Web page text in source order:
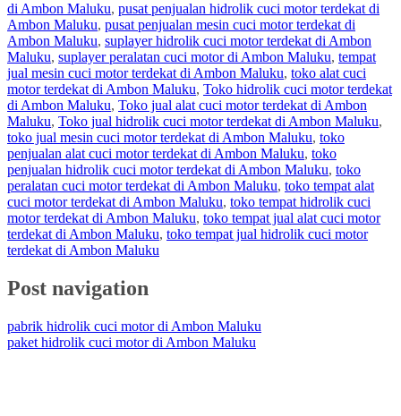
di Ambon Maluku, pusat penjualan hidrolik cuci motor terdekat di
Ambon Maluku, pusat penjualan mesin cuci motor terdekat di
Ambon Maluku, suplayer hidrolik cuci motor terdekat di Ambon
Maluku, suplayer peralatan cuci motor di Ambon Maluku, tempat
jual mesin cuci motor terdekat di Ambon Maluku, toko alat cuci
motor terdekat di Ambon Maluku, Toko hidrolik cuci motor terdekat
di Ambon Maluku, Toko jual alat cuci motor terdekat di Ambon
Maluku, Toko jual hidrolik cuci motor terdekat di Ambon Maluku,
toko jual mesin cuci motor terdekat di Ambon Maluku, toko
penjualan alat cuci motor terdekat di Ambon Maluku, toko
penjualan hidrolik cuci motor terdekat di Ambon Maluku, toko
peralatan cuci motor terdekat di Ambon Maluku, toko tempat alat
cuci motor terdekat di Ambon Maluku, toko tempat hidrolik cuci
motor terdekat di Ambon Maluku, toko tempat jual alat cuci motor
terdekat di Ambon Maluku, toko tempat jual hidrolik cuci motor
terdekat di Ambon Maluku
Post navigation
pabrik hidrolik cuci motor di Ambon Maluku
paket hidrolik cuci motor di Ambon Maluku